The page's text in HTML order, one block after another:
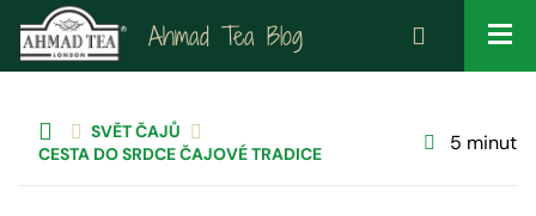
Ahmad Tea Blog
SVĚT ČAJŮ
CESTA DO SRDCE ČAJOVÉ TRADICE
5 minut